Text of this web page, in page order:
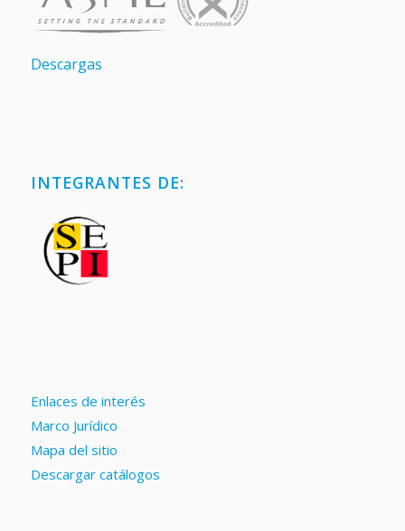
Descargas
INTEGRANTES DE:
Enlaces de interés
Marco Jurídico
Mapa del sitio
Descargar catálogos